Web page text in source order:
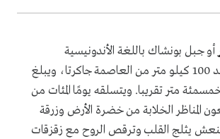
أو جبل بونشاك باللغة الأندونيسية
PUNCAK على بعد 100 كيلو متر من العاصمة جاكرتا، ويبلغ
متر تقريبا. ويتسلقه يومًا المئات من
المناظر الخلابة من خضرة الأرض وزرقة
يثلج القلب وترقص الروح مع زقزقات